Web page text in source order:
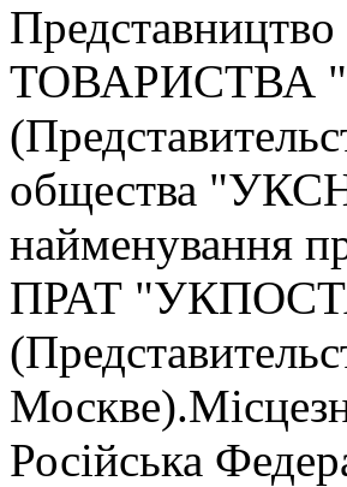
ТОВАРИСТВА
общества
найменування
ПРАТ
Росiйська